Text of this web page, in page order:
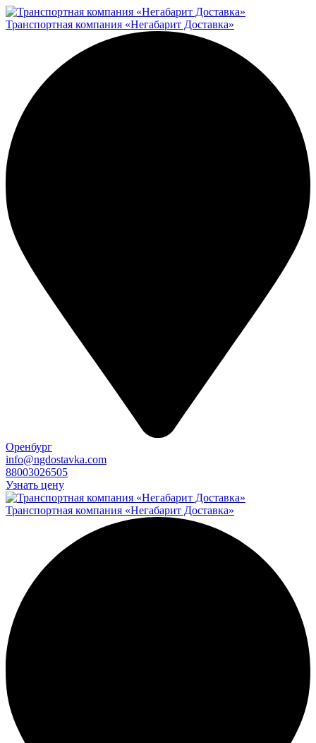
Транспортная компания «Негабарит Доставка»
Оренбург
info@ngdostavka.com
88003026505
Узнать цену
Транспортная компания «Негабарит Доставка»